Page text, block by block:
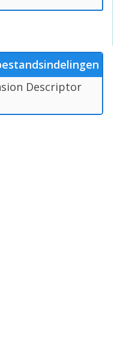
Descriptor